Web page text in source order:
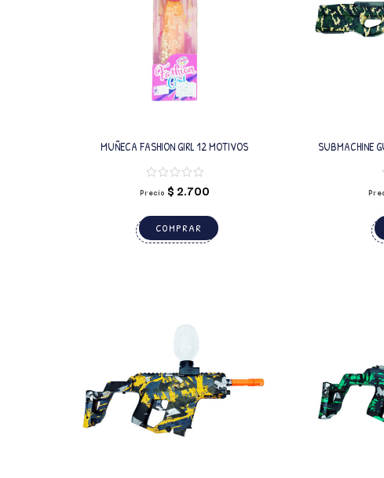
MUÑECA FASHION GIRL 12 MOTIVOS
Precio $ 2.700
COMPRAR
SUBMACHINE
PISTOLA